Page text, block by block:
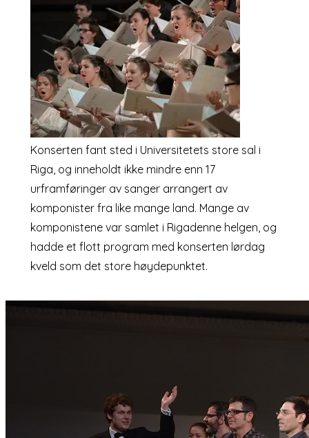
Konserten fant sted i Universitetets store sal i
Riga, og inneholdt ikke mindre enn 17
urframføringer av sanger arrangert av
komponister fra like mange land. Mange av
komponistene var samlet i Rigadenne helgen, og
hadde et flott program med konserten lørdag
kveld som det store høydepunktet.